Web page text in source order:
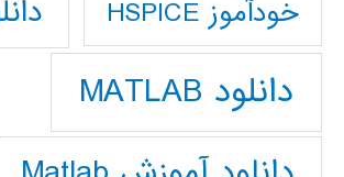
خودآموز HSPICE
دانلود MATLAB